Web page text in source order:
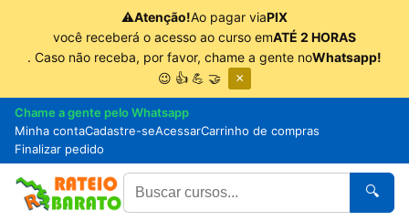
⚠Atenção!Ao pagar viaPIX
você receberá o acesso ao curso emATÉ 2 HORAS
. Caso não receba, por favor, chame a gente noWhatsapp!
😉 👍 💪 🤝
×
Chame a gente pelo Whatsapp
Minha contaCadastre-seAcessarCarrinho de compras
Finalizar pedido
🔍